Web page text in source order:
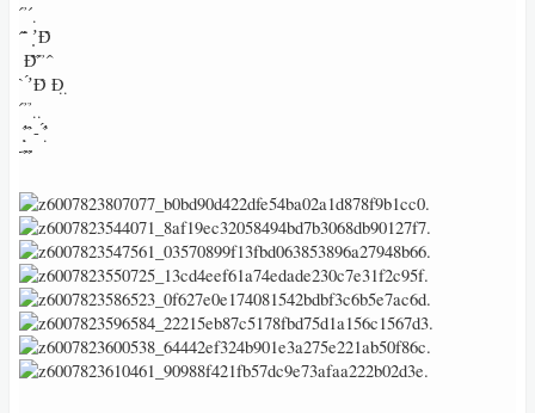
̉ ́ ̉ ́ ̣
́ ́ ̂̃ ̛̣ Đ̂̀
̣̂ Đ̂̉ ̂́ ̉ ́ ̀
́ ̂ ̛́ Đ̂ Đ̣ ̣
̂ ́ ̉ ̉ ̣ ̣
̂̃ ̛̣ ̣̂ ̂̉- ̛́ ̣̂
̂̀ ̃ ̂́ ̂́